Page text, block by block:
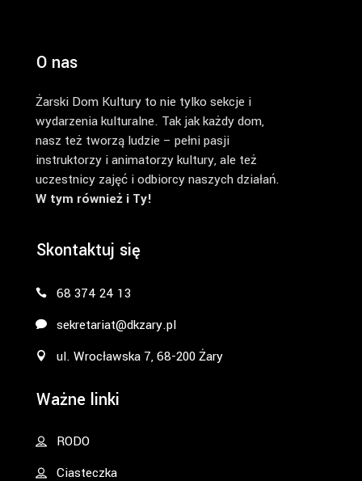
O nas
Żarski Dom Kultury to nie tylko sekcje i
wydarzenia kulturalne. Tak jak każdy dom,
nasz też tworzą ludzie – pełni pasji
instruktorzy i animatorzy kultury, ale też
uczestnicy zajęć i odbiorcy naszych działań.
W tym również i Ty!
Skontaktuj się
68 374 24 13
sekretariat@dkzary.pl
ul. Wrocławska 7, 68-200 Żary
Ważne linki
RODO
Ciasteczka